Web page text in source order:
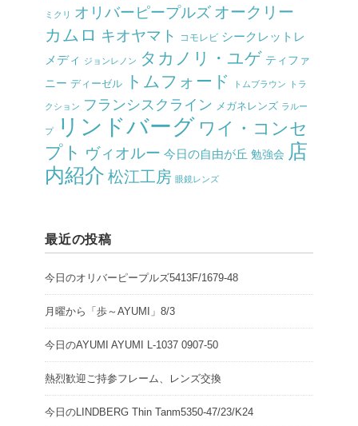
ミクリ オリバーピープルズ オークリー
カムロ キオヤマト コモレビ シークレットレ
メディ
ジョンレノン タカノリ・ユゲ ティファ
ニー ディーゼル トムフォード トムブラウン トラ
クション フランシスクライン メガネレンズ ラルー
プ リンドバーグ ワイ・コンセ
プト ヴィオルー 今日の自由が丘 勉強会 店
内紹介 松江工房 眼鏡レンズ
最近の投稿
今日のオリバーピープルズ5413F/1679-48
月曜から「歩～AYUMI」8/3
今日のAYUMI AYUMI L-1037 0907-50
熱烈歓迎ご持参フレーム、レンズ交換
今日のLINDBERG Thin Tanm5350-47/23/K24